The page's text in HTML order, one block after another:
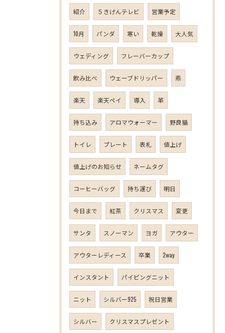
紹介 ５きげんテレビ 営業予定
10月 パンダ 寒い 乾燥 大人気
ウェディング フレーバーカップ
飲み比べ ウェーブドリッパー 燕
楽天 楽天ペイ 導入 革
持ち込み アロマウォーマー 野良猫
トイレ プレート 表札 値上げ
値上げのお知らせ ネームタグ
コーヒーバッグ 持ち運び 明日
今日まで 紅茶 クリスマス 変更
サンタ スノーマン ヨガ アウター
アウターレディース 卒業 2way
インスタント パイピングニット
ニット シルバー925 祝日営業
シルバー クリスマスプレゼント